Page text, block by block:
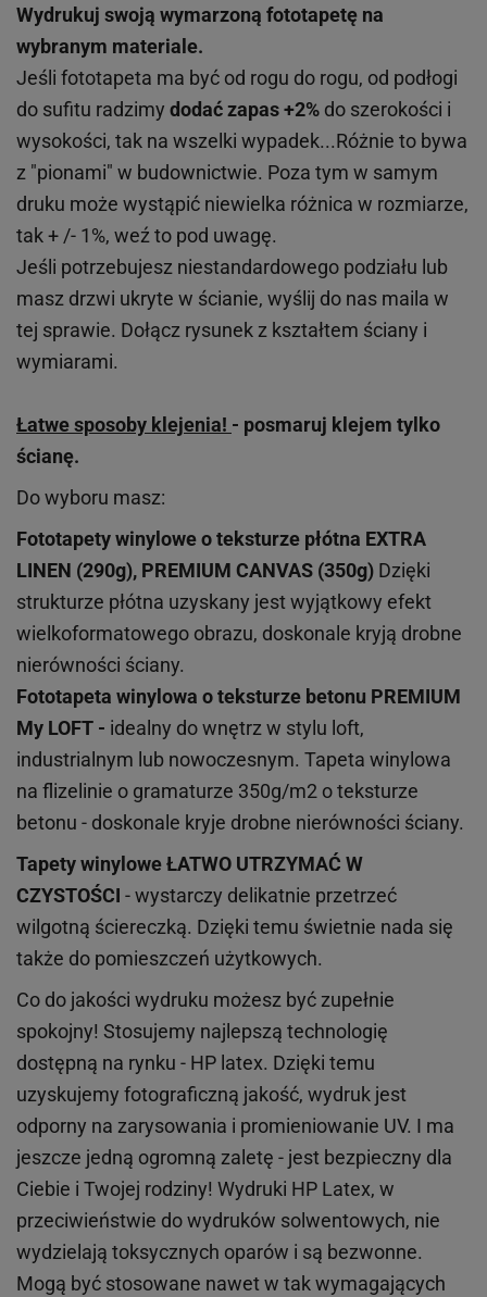
Wydrukuj swoją wymarzoną fototapetę na
wybranym materiale.
Jeśli fototapeta ma być od rogu do rogu, od podłogi
do sufitu radzimy dodać zapas +2% do szerokości i
wysokości, tak na wszelki wypadek...Różnie to bywa
z "pionami" w budownictwie. Poza tym w samym
druku może wystąpić niewielka różnica w rozmiarze,
tak + /- 1%, weź to pod uwagę.
Jeśli potrzebujesz niestandardowego podziału lub
masz drzwi ukryte w ścianie, wyślij do nas maila w
tej sprawie. Dołącz rysunek z kształtem ściany i
wymiarami.
Łatwe sposoby klejenia! - posmaruj klejem tylko
ścianę.
Do wyboru masz:
Fototapety winylowe oteksturze płótna EXTRA
LINEN (290g), PREMIUM CANVAS (350g) Dzięki
strukturze płótna uzyskany jest wyjątkowy efekt
wielkoformatowego obrazu, doskonale kryją drobne
nierówności ściany.
Fototapeta winylowa oteksturze betonu PREMIUM
My LOFT - idealny do wnętrz w stylu loft,
industrialnym lub nowoczesnym. Tapeta winylowa
na flizelinie o gramaturze 350g/m2 o teksturze
betonu - doskonale kryje drobne nierówności ściany.
Tapety winyloweŁATWO UTRZYMAĆ W
CZYSTOŚCI - wystarczy delikatnie przetrzeć
wilgotną ściereczką. Dzięki temu świetnie nada się
także do pomieszczeń użytkowych.
Co do jakości wydruku możesz być zupełnie
spokojny! Stosujemy najlepszą technologię
dostępną na rynku - HP latex. Dzięki temu
uzyskujemy fotograficzną jakość, wydruk jest
odporny na zarysowania i promieniowanie UV. I ma
jeszcze jedną ogromną zaletę - jest bezpieczny dla
Ciebie i Twojej rodziny! Wydruki HP Latex, w
przeciwieństwie do wydruków solwentowych, nie
wydzielają toksycznych oparów i są bezwonne.
Mogą być stosowane nawet w tak wymagających